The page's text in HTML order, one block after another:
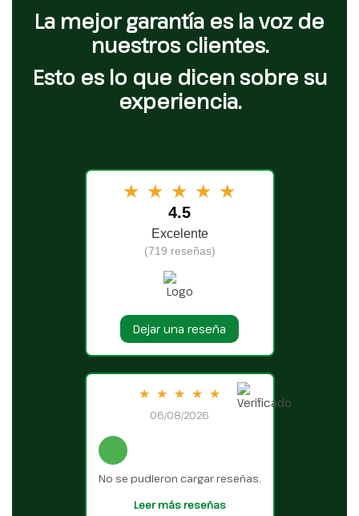
La mejor garantía es la voz de
nuestros clientes.
Esto es lo que dicen sobre su
experiencia.
★ ★ ★ ★ ★
4.5
Excelente
(719 reseñas)
Dejar una reseña
★ ★ ★ ★ ★
06/08/2026
No se pudieron cargar reseñas.
Leer más reseñas